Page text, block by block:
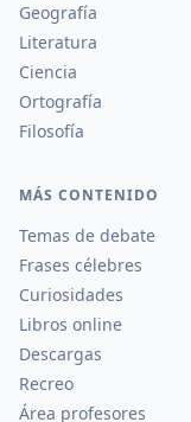
Geografía
Literatura
Ciencia
Ortografía
Filosofía
MÁS CONTENIDO
Temas de debate
Frases célebres
Curiosidades
Libros online
Descargas
Recreo
Área profesores